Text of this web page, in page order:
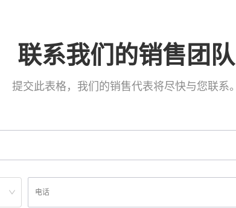
联系我们的销售团队
提交此表格，我们的销售代表将尽快与您联系。